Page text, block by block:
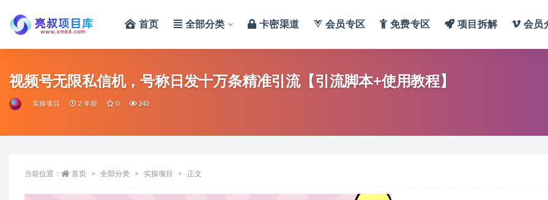
首页 全部分类 卡密渠道 会员专区 免费专区 项目拆解 会员
视频号无限私信机，号称日发十万条精准引流【引流脚本+使用教程】
实操项目 2 年前 0 242
当前位置： 首页 全部分类 实操项目 正文